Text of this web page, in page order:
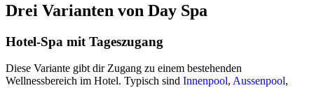
Drei Varianten von Day Spa
Hotel-Spa mit Tageszugang
Diese Variante gibt dir Zugang zu einem bestehenden
Wellnessbereich im Hotel. Typisch sind Innenpool, Aussenpool,